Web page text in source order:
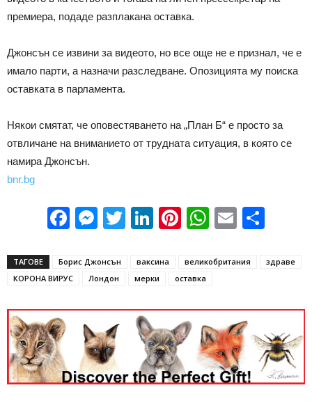
премиера, подаде разплакана оставка.
Джонсън се извини за видеото, но все още не е признал, че е
имало парти, а назначи разследване. Опозицията му поиска
оставката в парламента.
Някои смятат, че оповестяването на „План Б“ е просто за
отвличане на вниманието от трудната ситуация, в която се
намира Джонсън.
bnr.bg
Facebook
Messenger
Twitter
LinkedIn
Pinterest
WhatsApp
Email
ТАГОВЕ Борис Джонсън ваксина великобритания
здраве
КОРОНА ВИРУС
Лондон мерки оставка